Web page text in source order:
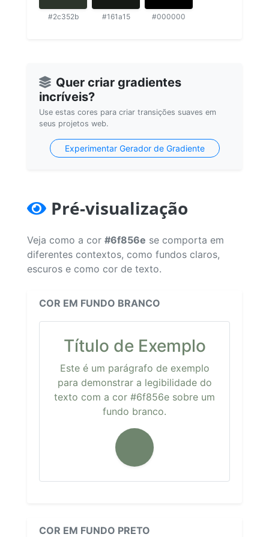
#2c352b #161a15 #000000
Quer criar gradientes
incríveis?
Use estas cores para criar transições suaves em
seus projetos web.
Experimentar Gerador de Gradiente
Pré-visualização
Veja como a cor #6f856e se comporta em
diferentes contextos, como fundos claros,
escuros e como cor de texto.
COR EM FUNDO BRANCO
Título de Exemplo
Este é um parágrafo de exemplo
para demonstrar a legibilidade do
texto com a cor #6f856e sobre um
fundo branco.
COR EM FUNDO PRETO